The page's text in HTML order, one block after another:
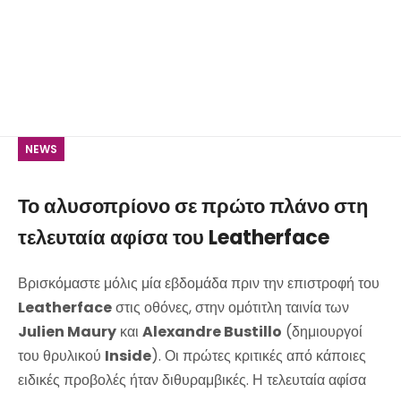
NEWS
Το αλυσοπρίονο σε πρώτο πλάνο στη
τελευταία αφίσα του Leatherface
Βρισκόμαστε μόλις μία εβδομάδα πριν την επιστροφή του
Leatherfaceστις οθόνες, στην ομότιτλη ταινία των
Julien Maury και Alexandre Bustillo (δημιουργοί
του θρυλικού Inside). Οι πρώτες κριτικές από κάποιες
ειδικές προβολές ήταν διθυραμβικές. Η τελευταία αφίσα